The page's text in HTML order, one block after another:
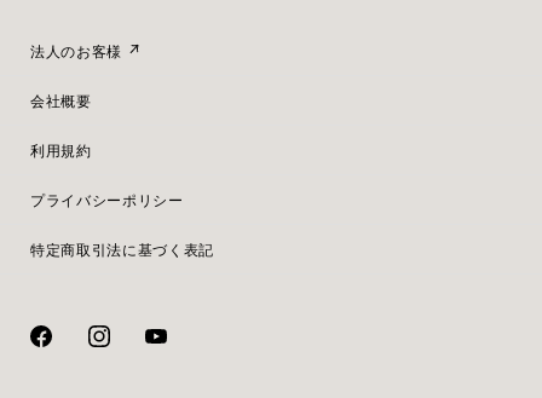
法人のお客様
会社概要
利用規約
プライバシーポリシー
特定商取引法に基づく表記